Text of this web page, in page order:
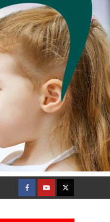
FacebookYoutubeTwitter